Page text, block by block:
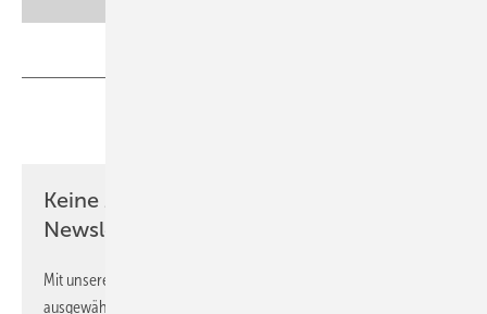
Keine Zeit? Kein Problem mit dem ASU
Newsletter!
Mit unserem Newsletter erhalten Sie regelmäßig von uns
ausgewählte Informationen und Neuigkeiten, gebündelt und